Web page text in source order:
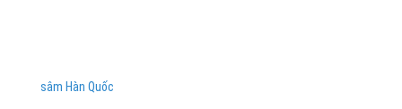
sâm Hàn Quốc